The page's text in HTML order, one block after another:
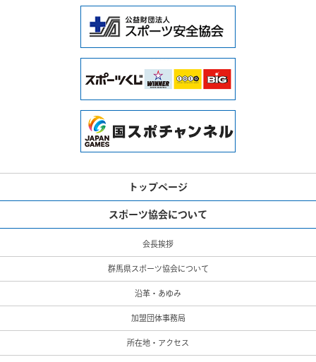
トップページ
スポーツ協会について
会長挨拶
群馬県スポーツ協会について
沿革・あゆみ
加盟団体事務局
所在地・アクセス